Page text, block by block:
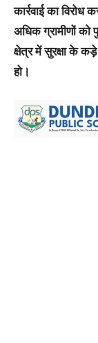
कार्रवाई का विरोध
अधिक ग्रामीणों को
क्षेत्र में सुरक्षा के
हो।